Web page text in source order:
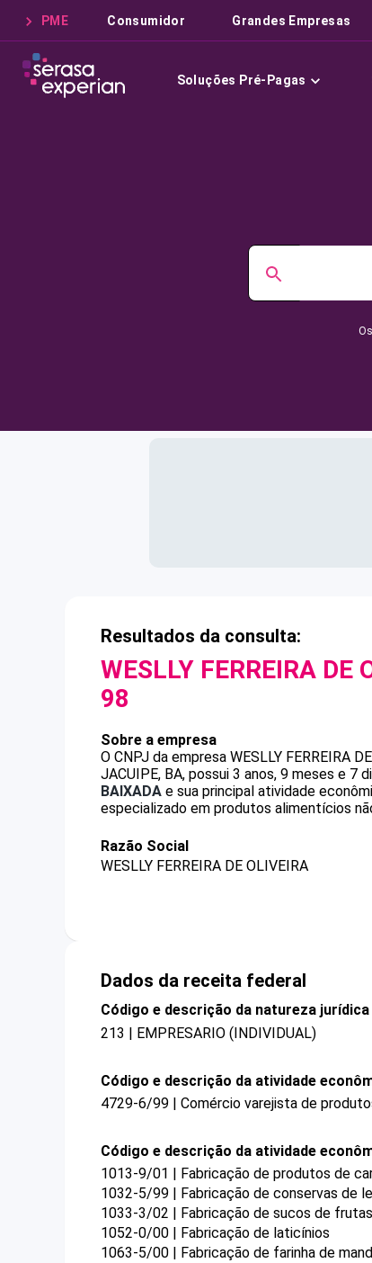
PME Consumidor Grandes Empresas
Soluções Pré-Pagas
Resultados da consulta:
WESLLY FERREIRA DE
98
Sobre a empresa
O CNPJ da empresa WESLLY FERREIRA
JACUIPE, BA, possui 3 anos, 9 meses e
BAIXADA e sua principal atividade
especializado em produtos alimentícios
Razão Social
WESLLY FERREIRA DE OLIVEIRA
Dados da receita federal
Código e descrição da natureza jurídica
213 | EMPRESARIO (INDIVIDUAL)
Código e descrição da atividade
4729-6/99 | Comércio varejista de
Código e descrição da atividade
1013-9/01 | Fabricação de produtos de
1032-5/99 | Fabricação de conservas de
1033-3/02 | Fabricação de sucos de
1052-0/00 | Fabricação de laticínios
1063-5/00 | Fabricação de farinha de